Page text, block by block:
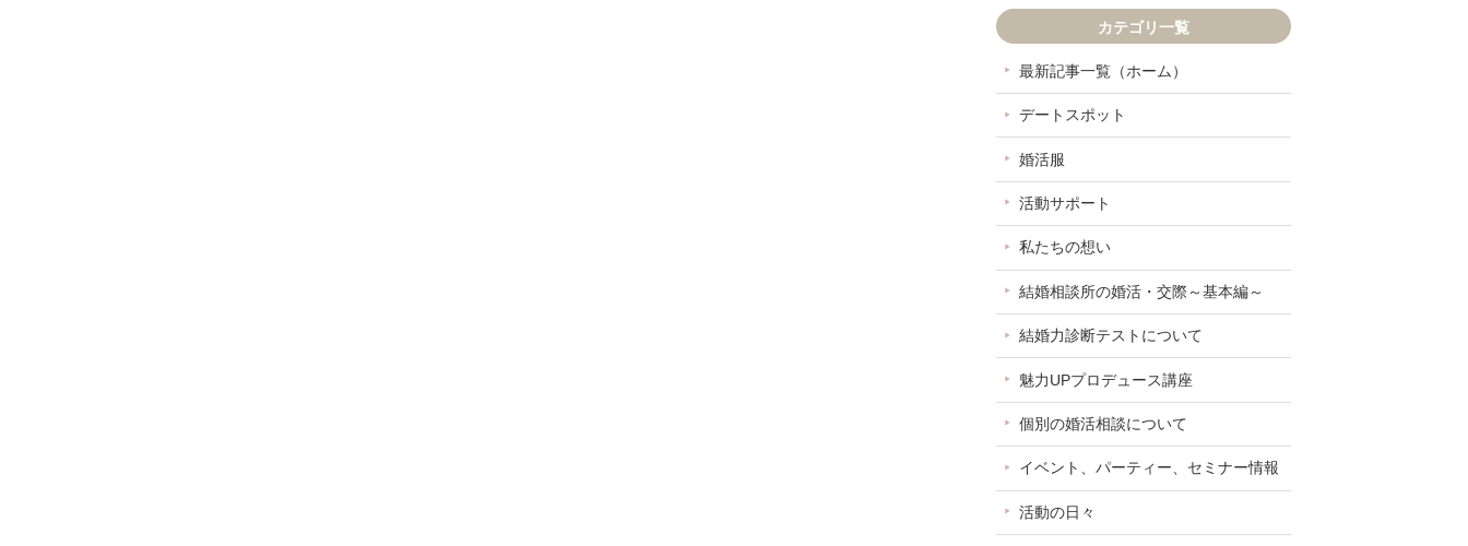
カテゴリ一覧
最新記事一覧（ホーム）
デートスポット
婚活服
活動サポート
私たちの想い
結婚相談所の婚活・交際～基本編～
結婚力診断テストについて
魅力UPプロデュース講座
個別の婚活相談について
イベント、パーティー、セミナー情報
活動の日々